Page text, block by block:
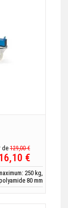
de 129,00 €
€
250 kg,
80 mm